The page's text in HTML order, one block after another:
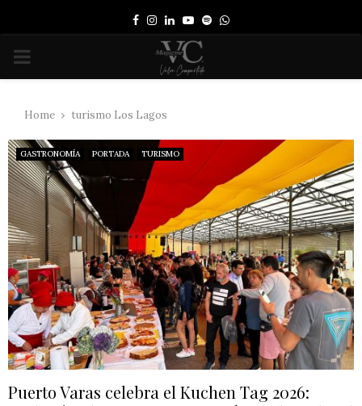
Facebook
Instagram
LinkedinYoutube
SpotifyWhatsapp
PRIMARY
Home turismo Los Lagos
GASTRONOMÍA PORTADA TURISMO
Puerto Varas celebra el Kuchen Tag 2026: